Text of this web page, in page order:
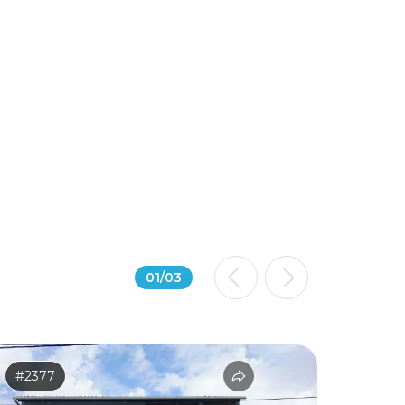
01/03
#2377